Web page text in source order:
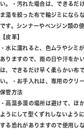
い。・汚れた場合は、できるだ
ま湯を絞った布で輪ジミになら
です。シンナーやベンジン類の使
【皮革】
・水に濡れると、色ムラやシミ
ありますので、雨の日や汗をか
は、できるだけ早く柔らかい布
い。・お手入れは、専用のクリ
保管方法
・高温多湿の場所は避けて、ほ
ようにして型くずれしないよう
する恐れがありますので使用し